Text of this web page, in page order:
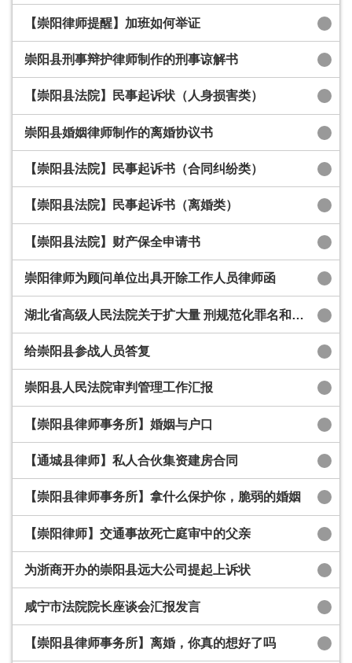
【崇阳律师提醒】加班如何举证
崇阳县刑事辩护律师制作的刑事谅解书
【崇阳县法院】民事起诉状（人身损害类）
崇阳县婚姻律师制作的离婚协议书
【崇阳县法院】民事起诉书（合同纠纷类）
【崇阳县法院】民事起诉书（离婚类）
【崇阳县法院】财产保全申请书
崇阳律师为顾问单位出具开除工作人员律师函
湖北省高级人民法院关于扩大量 刑规范化罪名和刑种的量刑指导 意见(试行)
给崇阳县参战人员答复
崇阳县人民法院审判管理工作汇报
【崇阳县律师事务所】婚姻与户口
【通城县律师】私人合伙集资建房合同
【崇阳县律师事务所】拿什么保护你，脆弱的婚姻
【崇阳律师】交通事故死亡庭审中的父亲
为浙商开办的崇阳县远大公司提起上诉状
咸宁市法院院长座谈会汇报发言
【崇阳县律师事务所】离婚，你真的想好了吗